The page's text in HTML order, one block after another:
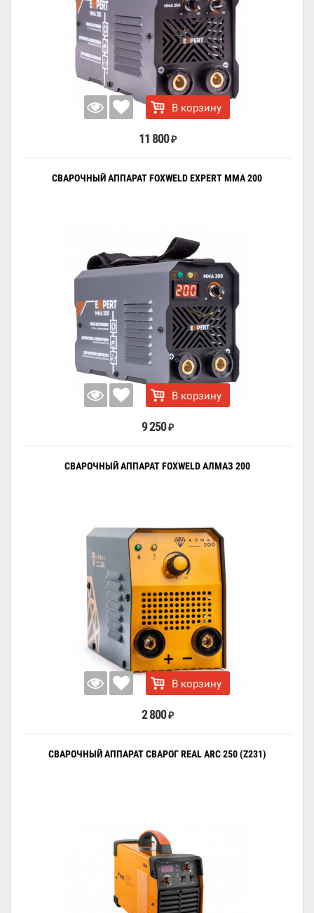
В корзину
11 800 ₽
СВАРОЧНЫЙ АППАРАТ FOXWELD EXPERT MMA 200
В корзину
9 250 ₽
СВАРОЧНЫЙ АППАРАТ FOXWELD АЛМАЗ 200
В корзину
2 800 ₽
СВАРОЧНЫЙ АППАРАТ СВАРОГ REAL ARC 250 (Z231)